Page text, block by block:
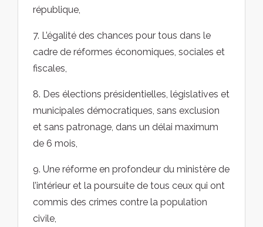
république,
7. L’égalité des chances pour tous dans le
cadre de réformes économiques, sociales et
fiscales,
8. Des élections présidentielles, législatives et
municipales démocratiques, sans exclusion
et sans patronage, dans un délai maximum
de 6 mois,
9. Une réforme en profondeur du ministère de
l’intérieur et la poursuite de tous ceux qui ont
commis des crimes contre la population
civile,